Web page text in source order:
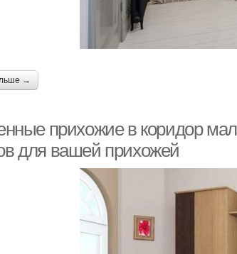
→
прихожие в коридор
для вашей прихожей